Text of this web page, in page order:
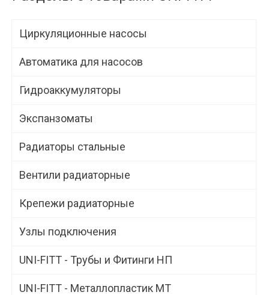
Циркуляционные насосы
Автоматика для насосов
Гидроаккумуляторы
Экспанзоматы
Радиаторы стальные
Вентили радиаторные
Крепежи радиаторные
Узлы подключения
UNI-FITT - Трубы и Фитинги НП
UNI-FITT - Металлопластик МТ